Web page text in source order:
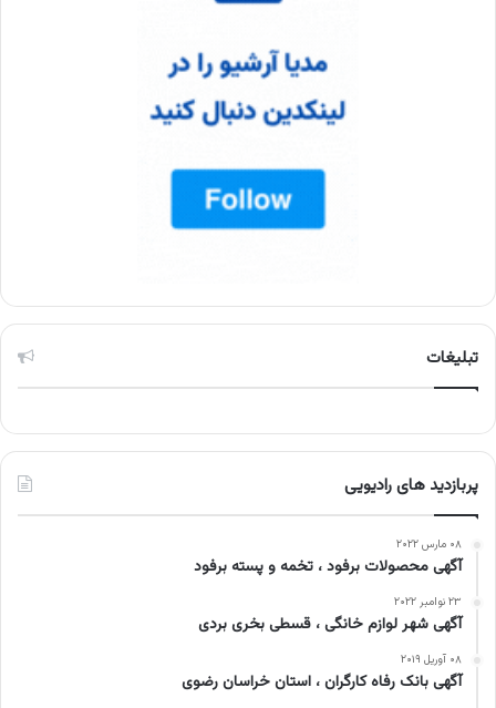
تبلیغات
پربازدید های رادیویی
۰۸ مارس ۲۰۲۲
آگهی محصولات برفود ، تخمه و پسته برفود
۲۳ نوامبر ۲۰۲۲
آگهی شهر لوازم خانگی ، قسطی بخری بردی
۰۸ آوریل ۲۰۱۹
آگهی بانک رفاه کارگران ، استان خراسان رضوی